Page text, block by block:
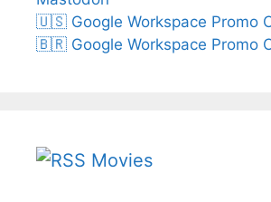
🇺🇸 Google Workspace Promo
🇧🇷 Google Workspace Promo
Movies